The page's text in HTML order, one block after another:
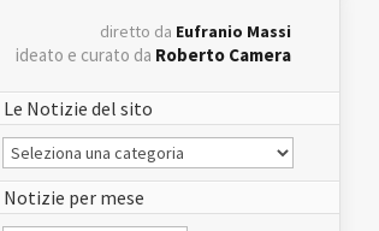
diretto da Eufranio Massi
ideato e curato da Roberto Camera
Le Notizie del sito
Le
Notizie
del
sito
Notizie per mese